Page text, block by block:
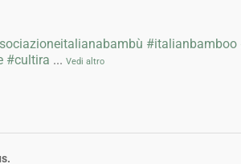
#italianbamboo
#cultira ... Vedi altro